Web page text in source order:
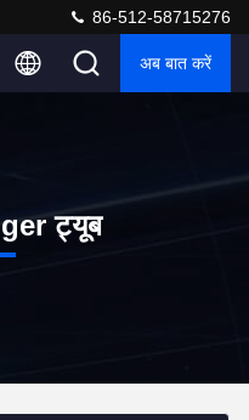
86-512-58715276
अब बात करें
ट्यूब